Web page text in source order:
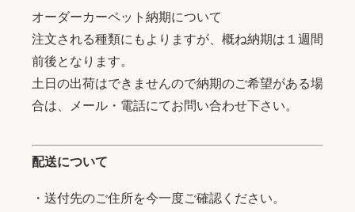
オーダーカーペット納期について
注文される種類にもよりますが、概ね納期は１週間
前後となります。
土日の出荷はできませんので納期のご希望がある場
合は、メール・電話にてお問い合わせ下さい。
配送について
・送付先のご住所を今一度ご確認ください。